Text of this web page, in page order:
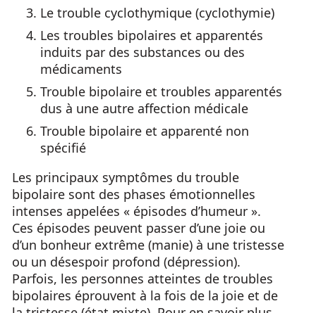
Le trouble cyclothymique (cyclothymie)
Les troubles bipolaires et apparentés
induits par des substances ou des
médicaments
Trouble bipolaire et troubles apparentés
dus à une autre affection médicale
Trouble bipolaire et apparenté non
spécifié
Les principaux symptômes du trouble
bipolaire sont des phases émotionnelles
intenses appelées « épisodes d’humeur ».
Ces épisodes peuvent passer d’une joie ou
d’un bonheur extrême (manie) à une tristesse
ou un désespoir profond (dépression).
Parfois, les personnes atteintes de troubles
bipolaires éprouvent à la fois de la joie et de